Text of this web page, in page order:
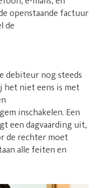
openstaande factuur
de
debiteur nog steeds
het niet eens is met
inschakelen. Een
een dagvaarding uit,
de rechter moet
alle feiten en